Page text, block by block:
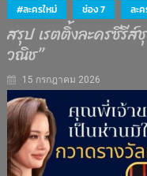
#ละครใหม่ ช่อง 7 ละ
สรุป เรตติ้งละครซีรีส์
วณิช”
15 กรกฎาคม 2026